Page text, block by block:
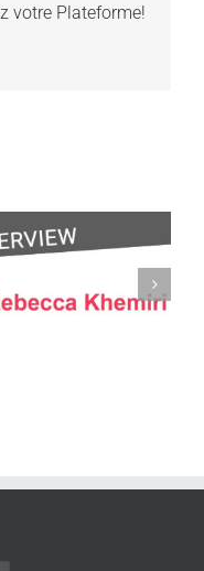
votre Plateforme!